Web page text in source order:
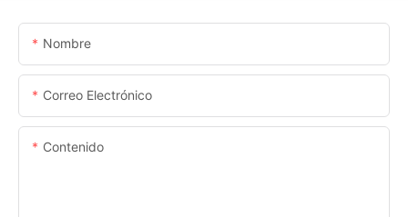
Nombre
Correo Electrónico
Contenido